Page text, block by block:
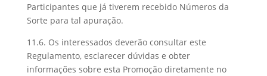
Participantes que já tiverem recebido Números da
Sorte para tal apuração.
11.6. Os interessados deverão consultar este
Regulamento, esclarecer dúvidas e obter
informações sobre esta Promoção diretamente no